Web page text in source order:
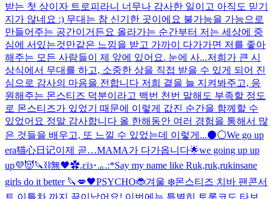
받는 첫 상이자 트로피라니 너무나 감사한 일이고 아직도 믿기
지가 않네요 :) 무대는 참 신기한 곳이에요 불가능을 가능으로
만들어주는 공간이거든요 올라가는 순간부터 저는 세상에 중
심에 서있는것만같은 느낌을 받고 가까이 다가가면 저를 좋아
해주는 모든 사람들이 제 앞에 있어요. 눈에 사...저희가 큰 시
상식에서 무대를 하고, 소중한 상을 직접 받을 수 있게 되어 진
심으로 감사의 마음을 전합니다 저희 곁을 늘 지켜봐주고, 응
원해주는 몬스티즈 덕분이라고 백번 천번 말해도 부족할 정도
로 몬스티즈가 있었기 때문에 이렇게 값진 순간을 함께할 수
있었어요 정말 감사합니다 올 한해동안 여러 경험을 통해서 많
은 것들을 배우고, 또 느낄 수 있었는데 이렇게...⚫️⚪️We go up
era猫心日记이제 곧…MAMA가 다가옵니다🌟we going up up
up💜😈🔪⛓️無🖤✿.εïз･.｡.:*Say my name like Ruk,ruk,rukinsane
girls do it better 🔪💋🖤PSYCHO🐞겨울 ❄️몬스티즈 치바 팬콘서
트 이틀차 까지 끝이났어요! 이번에는 특별히 토롯코도 타보